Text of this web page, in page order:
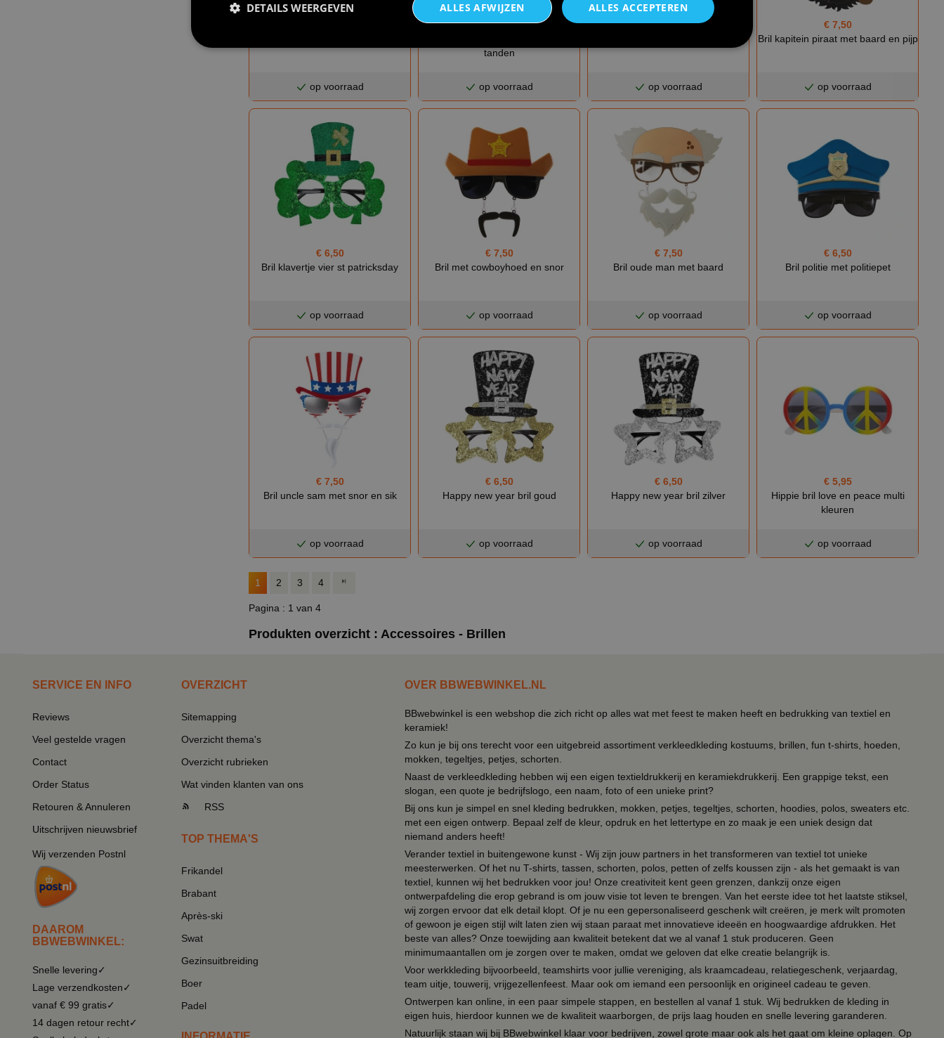
op voorraad
€ 8,25
tanden
op voorraad
€ 7,50
op voorraad
€ 7,50
Bril kapitein piraat met baard en pijp
op voorraad
€ 6,50
Bril klavertje vier st patricksday
op voorraad
€ 7,50
Bril met cowboyhoed en snor
op voorraad
€ 7,50
Bril oude man met baard
op voorraad
€ 6,50
Bril politie met politiepet
op voorraad
€ 7,50
Bril uncle sam met snor en sik
op voorraad
€ 6,50
Happy new year bril goud
op voorraad
€ 6,50
Happy new year bril zilver
op voorraad
€ 5,95
Hippie bril love en peace multi
kleuren
op voorraad
1 2 3 4
Pagina : 1 van 4
Produkten overzicht : Accessoires - Brillen
SERVICE EN INFO
Reviews
Veel gestelde vragen
Contact
Order Status
Retouren & Annuleren
Uitschrijven nieuwsbrief
Wij verzenden Postnl
DAAROM
BBWEBWINKEL:
Snelle levering✓
Lage verzendkosten✓
vanaf € 99 gratis✓
14 dagen retour recht✓
OVERZICHT
Sitemapping
Overzicht thema's
Overzicht rubrieken
Wat vinden klanten van ons
RSS
TOP THEMA'S
Frikandel
Brabant
Après-ski
Swat
Gezinsuitbreiding
Boer
Padel
OVER BBWEBWINKEL.NL
BBwebwinkel is een webshop die zich richt op alles wat met feest te maken heeft en bedrukking van textiel en
keramiek!
Zo kun je bij ons terecht voor een uitgebreid assortiment verkleedkleding kostuums, brillen, fun t-shirts, hoeden,
mokken, tegeltjes, petjes, schorten.
Naast de verkleedkleding hebben wij een eigen textieldrukkerij en keramiekdrukkerij. Een grappige tekst, een
slogan, een quote je bedrijfslogo, een naam, foto of een unieke print?
Bij ons kun je simpel en snel kleding bedrukken, mokken, petjes, tegeltjes, schorten, hoodies, polos, sweaters etc.
met een eigen ontwerp. Bepaal zelf de kleur, opdruk en het lettertype en zo maak je een uniek design dat
niemand anders heeft!
Verander textiel in buitengewone kunst - Wij zijn jouw partners in het transformeren van textiel tot unieke
meesterwerken. Of het nu T-shirts, tassen, schorten, polos, petten of zelfs koussen zijn - als het gemaakt is van
textiel, kunnen wij het bedrukken voor jou! Onze creativiteit kent geen grenzen, dankzij onze eigen
ontwerpafdeling die erop gebrand is om jouw visie tot leven te brengen. Van het eerste idee tot het laatste stiksel,
wij zorgen ervoor dat elk detail klopt. Of je nu een gepersonaliseerd geschenk wilt creëren, je merk wilt promoten
of gewoon je eigen stijl wilt laten zien wij staan paraat met innovatieve ideeën en hoogwaardige afdrukken. Het
beste van alles? Onze toewijding aan kwaliteit betekent dat we al vanaf 1 stuk produceren. Geen
minimumaantallen om je zorgen over te maken, omdat we geloven dat elke creatie belangrijk is.
Voor werkkleding bijvoorbeeld, teamshirts voor jullie vereniging, als kraamcadeau, relatiegeschenk, verjaardag,
team uitje, touwerij, vrijgezellenfeest. Maar ook om iemand een persoonlijk en origineel cadeau te geven.
Ontwerpen kan online, in een paar simpele stappen, en bestellen al vanaf 1 stuk. Wij bedrukken de kleding in
eigen huis, hierdoor kunnen we de kwaliteit waarborgen, de prijs laag houden en snelle levering garanderen.
Natuurlijk staan wij bij BBwebwinkel klaar voor bedrijven, zowel grote maar ook als het gaat om kleine oplagen. Op
ALLES ACCEPTEREN
ALLES AFWIJZEN
DETAILS WEERGEVEN